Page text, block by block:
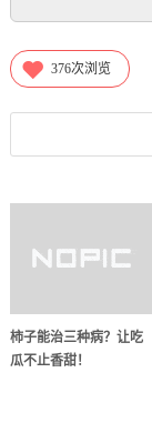
376次浏览
柿子能治三种病？让吃
瓜不止香甜！